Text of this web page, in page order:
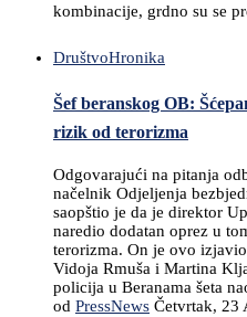
kombinacije, grdno su se
DruštvoHronika
Šef beranskog OB:
rizik od terorizma
Odgovarajući na pitanja
načelnik Odjeljenja
saopštio je da je direktor
naredio dodatan oprez u
terorizma. On je ovo
Vidoja Rmuša i Martina
policija u Beranama šeta
od PressNews Četvrtak, 23